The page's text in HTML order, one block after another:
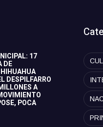
17
DE
DESPILFARRO
A
POCA